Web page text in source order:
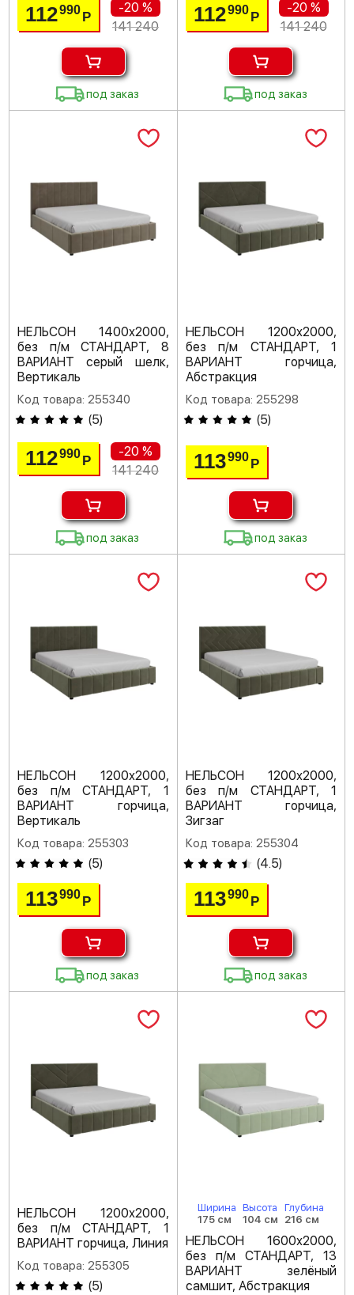
112990 Р
-20 %
141 240
под заказ
112990 Р
-20 %
141 240
под заказ
НЕЛЬСОН 1400х2000,
без п/м СТАНДАРТ, 8
ВАРИАНТ серый шелк,
Вертикаль
Код товара: 255340
(5)
112990 Р
-20 %
141 240
под заказ
НЕЛЬСОН 1200х2000,
без п/м СТАНДАРТ, 1
ВАРИАНТ горчица,
Абстракция
Код товара: 255298
(5)
113990 Р
под заказ
НЕЛЬСОН 1200х2000,
без п/м СТАНДАРТ, 1
ВАРИАНТ горчица,
Вертикаль
Код товара: 255303
(5)
113990 Р
под заказ
НЕЛЬСОН 1200х2000,
без п/м СТАНДАРТ, 1
ВАРИАНТ горчица,
Зигзаг
Код товара: 255304
(4.5)
113990 Р
под заказ
НЕЛЬСОН 1200х2000,
без п/м СТАНДАРТ, 1
ВАРИАНТ горчица, Линия
Код товара: 255305
(5)
Ширина
175 см
Высота
104 см
Глубина
216 см
НЕЛЬСОН 1600х2000,
без п/м СТАНДАРТ, 13
ВАРИАНТ зелёный
самшит, Абстракция